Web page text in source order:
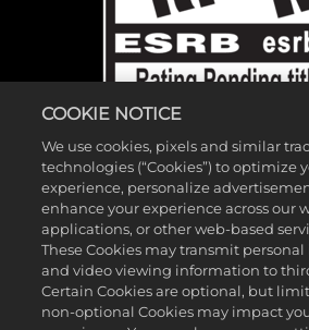
©2026 Gearbox Software. Publicado por 2K
Gearbox. Gearbox, Borderlands y los
marcas registradas de Gearbox Software,
son marcas registradas de Take-Two
COOKIE NOTICE
We use cookies, pixels and similar
technologies (“Cookies”) to optimize
experience, personalize
enhance your experience across our
applications, or other web-based
These Cookies may transmit
and video viewing information to
Certain Cookies are optional, but
non-optional Cookies may impact